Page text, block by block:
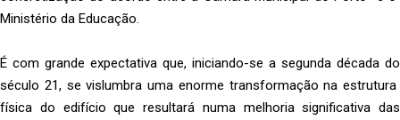
Ministério da Educação.
É com grande expectativa que, iniciando-se a segunda década do
século 21, se vislumbra uma enorme transformação na estrutura
física do edifício que resultará numa melhoria significativa das